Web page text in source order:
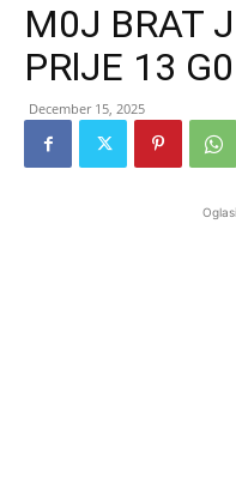
M0J BRAT
PRlJE 13
December 15, 2025